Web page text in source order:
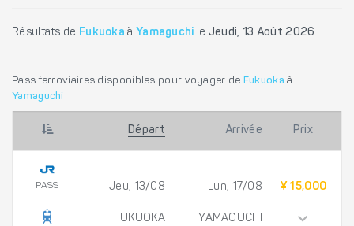
Résultats de Fukuoka à Yamaguchi le Jeudi, 13 Août 2026
Pass ferroviaires disponibles pour voyager de Fukuoka à
Yamaguchi
Départ Arrivée Prix
PASS Jeu, 13/08
FUKUOKA
Lun, 17/08
YAMAGUCHI
¥ 15,000